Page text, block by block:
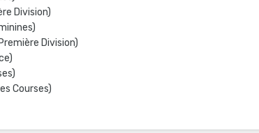
Division)
Division)
Courses)